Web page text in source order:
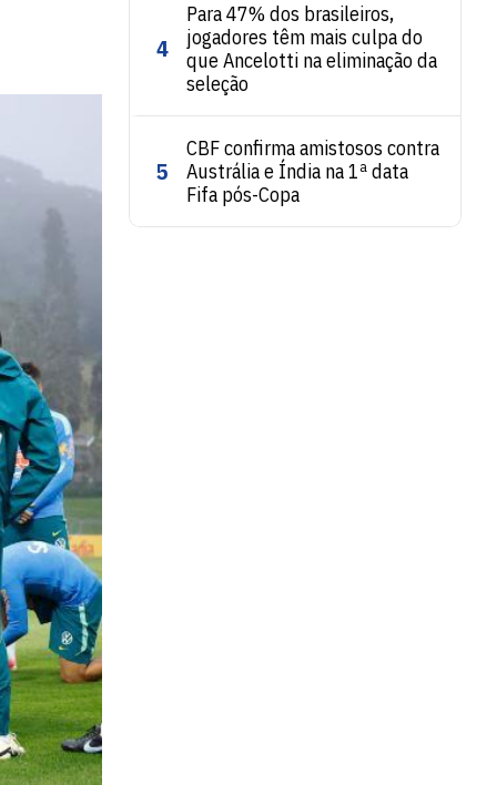
4
Para 47% dos brasileiros,
jogadores têm mais culpa do
que Ancelotti na eliminação da
seleção
5
CBF confirma amistosos contra
Austrália e Índia na 1ª data
Fifa pós-Copa